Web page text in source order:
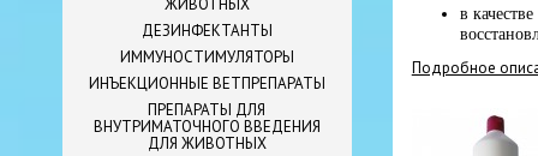
ЖИВОТНЫХ
ДЕЗИНФЕКТАНТЫ
ИММУНОСТИМУЛЯТОРЫ
ИНЪЕКЦИОННЫЕ ВЕТПРЕПАРАТЫ
ПРЕПАРАТЫ ДЛЯ
ВНУТРИМАТОЧНОГО ВВЕДЕНИЯ
ДЛЯ ЖИВОТНЫХ
в
Подробное